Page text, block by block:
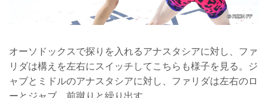
オーソドックスで探りを入れるアナスタシアに対し、ファ
リダは構えを左右にスイッチしてこちらも様子を見る。ジ
ャブとミドルのアナスタシアに対し、ファリダは左右のロ